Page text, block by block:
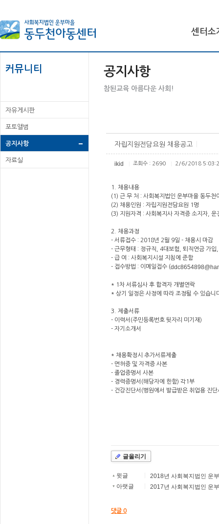
센터소
커뮤니티
자유게시판
포토앨범
공지사항
자료실
공지사항
참된교육 아름다운 사회!
자립지원전담요원 채용공고
ikid 조회수 : 2690 2/6/2018
1. 채용내용
(1) 근 무 처 : 사회복지법인 운부마을 동두천
(2) 채용인원 : 자립지원전담요원 1명
(3) 지원자격 : 사회복지사 자격증 소지자,
2. 채용과정
- 서류접수 : 2018년 2월 9일 - 채용시 마감
- 근무형태 : 정규직, 4대보험, 퇴직연금 가
- 급 여 : 사회복지시설 지침에 준함
- 접수방법 : 이메일접수 (
* 1차 서류심사 후 합격자 개별연락
* 상기 일정은 사정에 따라 조정될 수 있습니
3. 제출서류
- 이력서(주민등록번호 뒷자리 미기재)
- 자기소개서
* 채용확정시 추가서류제출
- 면허증 및 자격증 사본
- 졸업증명서 사본
- 경력증명서(해당자에 한함) 각1부
- 건강진단서(병원에서 발급받은 취업용 진단
글올리기
▲ 윗글 2018년 사회복지법인 운
▼ 아랫글 2017년 사회복지법인 운
댓글 0